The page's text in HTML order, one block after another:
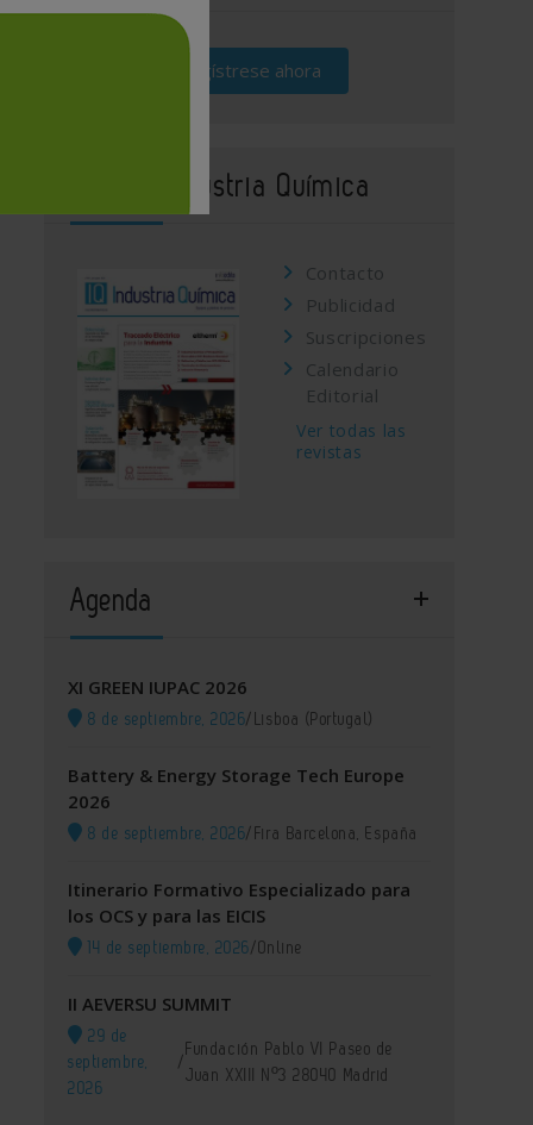
Regístrese ahora
Revista Industria Química
Contacto
Publicidad
Suscripciones
Calendario
Editorial
Ver todas las
revistas
Agenda
XI GREEN IUPAC 2026
8 de septiembre, 2026/Lisboa (Portugal)
Battery & Energy Storage Tech Europe
2026
8 de septiembre, 2026/Fira Barcelona, España
Itinerario Formativo Especializado para
los OCS y para las EICIS
14 de septiembre, 2026/Online
II AEVERSU SUMMIT
29 de
septiembre,
2026
/
Fundación Pablo VI Paseo de
Juan XXIII Nº3 28040 Madrid